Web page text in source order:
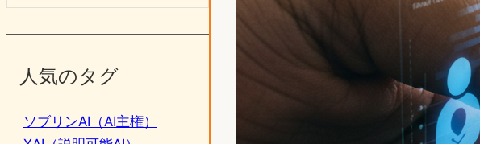
人気のタグ
ソブリンAI（AI主権）